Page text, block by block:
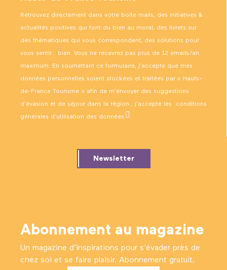
Retrouvez directement dans votre boîte mails, des initiatives &
actualités positives qui font du bien au moral, des livrets sur
des thématiques qui vous correspondent, des solutions pour
vous sentir… bien. Vous ne recevrez pas plus de 12 emails/an
maximum. En soumettant ce formulaire, j’accepte que mes
données personnelles soient stockées et traitées par « Hauts-
de-France Tourisme » afin de m’envoyer des suggestions
d’évasion et de séjour dans la région ; j’accepte les conditions
générales d’utilisation des données .
Newsletter
Abonnement au magazine
Un magazine d’inspirations pour s'évader près de
chez soi et se faire plaisir. Abonnement gratuit.